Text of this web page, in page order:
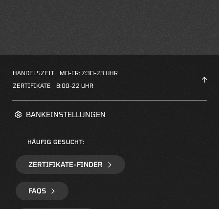
BANKEINSTELLUNGEN
HÄUFIG GESUCHT:
ZERTIFIKATE-FINDER
FAQS
HANDELSZEIT
MO-FR: 7:30-23 UHR
ZERTIFIKATE
8:00-22 UHR